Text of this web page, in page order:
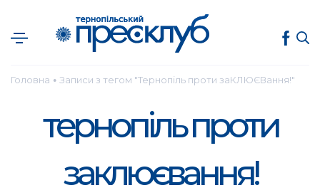
Головна ● Записи з тегом "Тернопіль проти заКЛЮЄВання!"
тернопіль проти
заклюєвання!